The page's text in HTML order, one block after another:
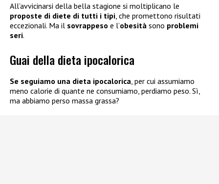
All’avvicinarsi della bella stagione si moltiplicano le
proposte di diete di tutti i tipi , che promettono risultati
eccezionali. Ma il sovrappeso e l’obesità sono problemi
seri.
Guai della dieta ipocalorica
Se seguiamo una dieta ipocalorica, per cui assumiamo
meno calorie di quante ne consumiamo, perdiamo peso. Sì,
ma abbiamo perso massa grassa?